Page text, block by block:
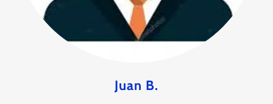
Juan B.